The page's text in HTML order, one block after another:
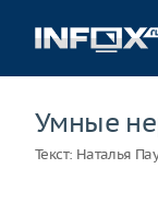
Умные
Текст: Наталья